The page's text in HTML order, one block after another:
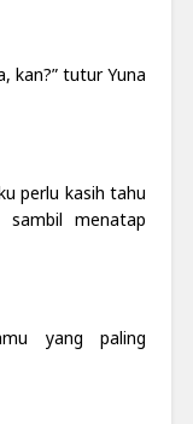
kan?” tutur Yuna
perlu kasih tahu
sambil menatap
yang paling